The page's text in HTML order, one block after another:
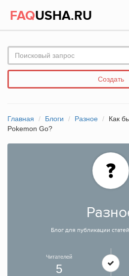
FAQUSHA.RU
Создать
Главная Блоги Разное
Как
Pokemon Go?
Блог для публикации
Читателей
5